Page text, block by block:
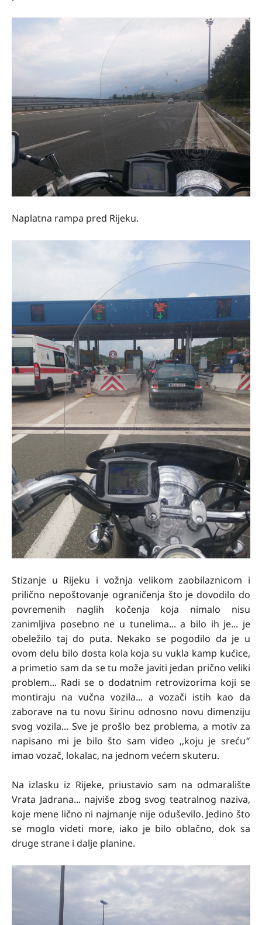
Naplatna rampa pred Rijeku.
Stizanje u Rijeku i vožnja velikom zaobilaznicom i
prilično nepoštovanje ograničenja što je dovodilo do
povremenih naglih kočenja koja nimalo nisu
zanimljiva posebno ne u tunelima... a bilo ih je... je
obeležilo taj do puta. Nekako se pogodilo da je u
ovom delu bilo dosta kola koja su vukla kamp kućice,
a primetio sam da se tu može javiti jedan prično veliki
problem... Radi se o dodatnim retrovizorima koji se
montiraju na vučna vozila... a vozači istih kao da
zaborave na tu novu širinu odnosno novu dimenziju
svog vozila... Sve je prošlo bez problema, a motiv za
napisano mi je bilo što sam video ,,koju je sreću“
imao vozač, lokalac, na jednom većem skuteru.
Na izlasku iz Rijeke, priustavio sam na odmaralište
Vrata Jadrana... najviše zbog svog teatralnog naziva,
koje mene lično ni najmanje nije oduševilo. Jedino što
se moglo videti more, iako je bilo oblačno, dok sa
druge strane i dalje planine.